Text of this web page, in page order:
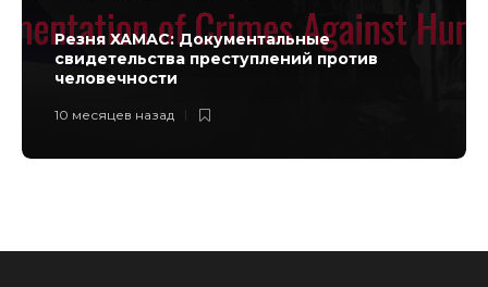
Резня ХАМАС: Документальные
свидетельства преступлений против
человечности
10 месяцев назад